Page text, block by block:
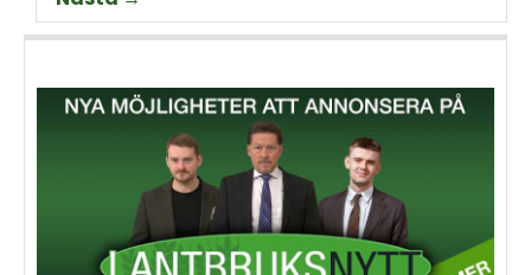
grödan redan på 70-talet.